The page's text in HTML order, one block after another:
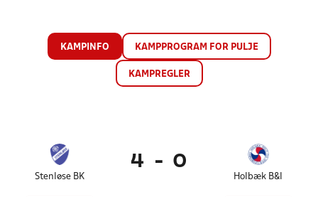
KAMPINFO KAMPPROGRAM FOR PULJE
KAMPREGLER
Stenløse BK
4 - 0
Holbæk B&I